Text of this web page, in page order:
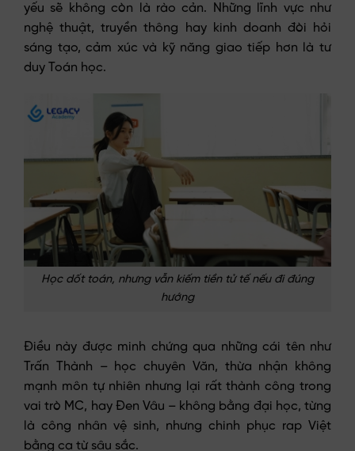
yếu sẽ không còn là rào cản. Những lĩnh vực như
nghệ thuật, truyền thông hay kinh doanh đòi hỏi
sáng tạo, cảm xúc và kỹ năng giao tiếp hơn là tư
duy Toán học.
Học dốt toán, nhưng vẫn kiếm tiền tử tế nếu đi đúng
hướng
Điều này được minh chứng qua những cái tên như
Trấn Thành – học chuyên Văn, thừa nhận không
mạnh môn tự nhiên nhưng lại rất thành công trong
vai trò MC, hay Đen Vâu – không bằng đại học, từng
là công nhân vệ sinh, nhưng chinh phục rap Việt
bằng ca từ sâu sắc.